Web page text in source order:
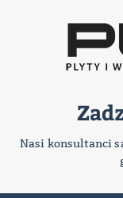
Nasi konsultanci